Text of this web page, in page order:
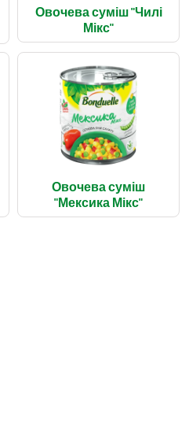
Овочева суміш "Чилі
Мікс"
Овочева суміш
"Мексика Мікс"